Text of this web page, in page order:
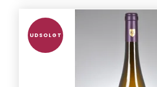
UDSOLGT